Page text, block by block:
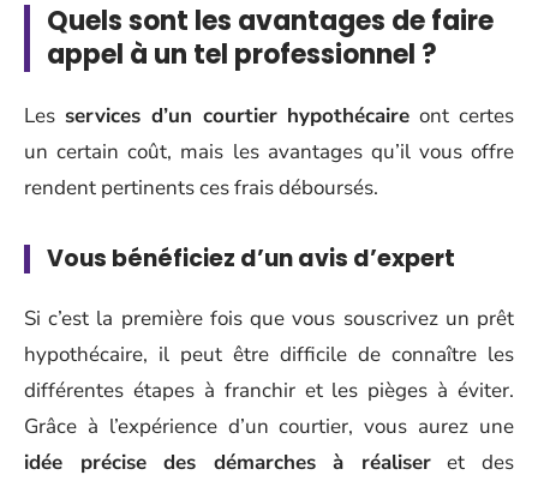
Quels sont les avantages de faire
appel à un tel professionnel ?
Les services d’un courtier hypothécaire ont certes
un certain coût, mais les avantages qu’il vous offre
rendent pertinents ces frais déboursés.
Vous bénéficiez d’un avis d’expert
Si c’est la première fois que vous souscrivez un prêt
hypothécaire, il peut être difficile de connaître les
différentes étapes à franchir et les pièges à éviter.
Grâce à l’expérience d’un courtier, vous aurez une
idée précise des démarches à réaliseret des